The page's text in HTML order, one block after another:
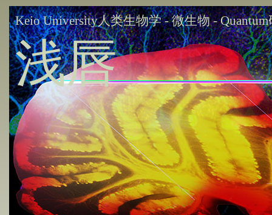
Keio University人类生物学 - 微生物 -
浅唇